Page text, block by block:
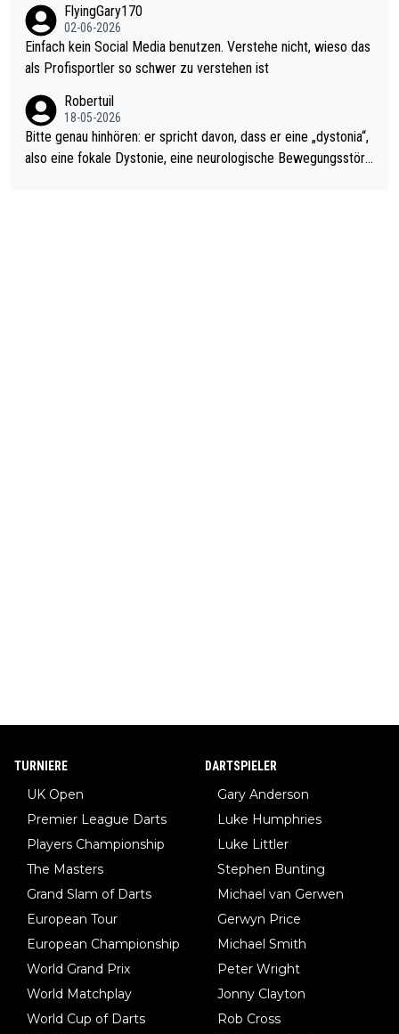
el hat.
s Leben in den Griff kriegen. Nur eins wundert mich: Luke Little
r war doch neulich erst derjenige, der über Social Media GvV p
rovoziert hat. Und Littlers Mutter schießt öfters mal gegen Ric
FlyingGary170
02-06-2026
Einfach kein Social Media benutzen. Verstehe nicht, wieso das
als Profisportler so schwer zu verstehen ist
Robertuil
18-05-2026
Bitte genau hinhören: er spricht davon, dass er eine „dystonia“,
also eine fokale Dystonie, eine neurologische Bewegungsstöru
TURNIERE
UK Open
Premier League Darts
Players Championship
The Masters
Grand Slam of Darts
European Tour
European Championship
World Grand Prix
World Matchplay
World Cup of Darts
DARTSPIELER
Gary Anderson
Luke Humphries
Luke Littler
Stephen Bunting
Michael van Gerwen
Gerwyn Price
Michael Smith
Peter Wright
Jonny Clayton
Rob Cross